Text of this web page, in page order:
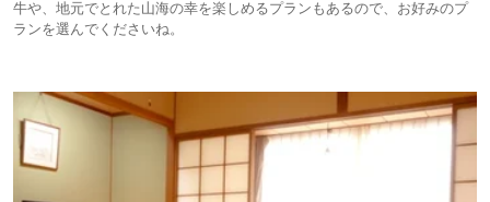
牛や、地元でとれた山海の幸を楽しめるプランもあるので、お好みのプ
ランを選んでくださいね。